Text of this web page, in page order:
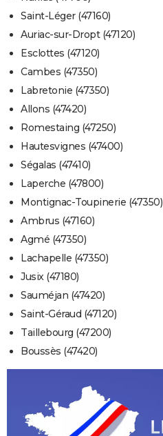
Saint-Léger (47160)
Auriac-sur-Dropt (47120)
Esclottes (47120)
Cambes (47350)
Labretonie (47350)
Allons (47420)
Romestaing (47250)
Hautesvignes (47400)
Ségalas (47410)
Laperche (47800)
Montignac-Toupinerie (47350)
Ambrus (47160)
Agmé (47350)
Lachapelle (47350)
Jusix (47180)
Sauméjan (47420)
Saint-Géraud (47120)
Taillebourg (47200)
Boussès (47420)